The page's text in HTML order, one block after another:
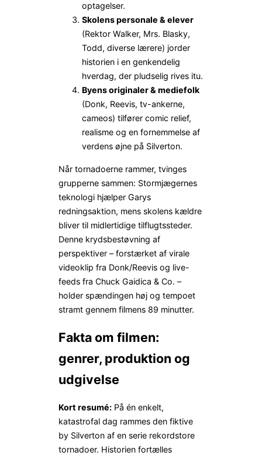
optagelser.
Skolens personale & elever
(Rektor Walker, Mrs. Blasky,
Todd, diverse lærere) jorder
historien i en genkendelig
hverdag, der pludselig rives itu.
Byens originaler & mediefolk
(Donk, Reevis, tv-ankerne,
cameos) tilfører comic relief,
realisme og en fornemmelse af
verdens øjne på Silverton.
Når tornadoerne rammer, tvinges
grupperne sammen: Stormjægernes
teknologi hjælper Garys
redningsaktion, mens skolens kældre
bliver til midlertidige tilflugtssteder.
Denne krydsbestøvning af
perspektiver – forstærket af virale
videoklip fra Donk/Reevis og live-
feeds fra Chuck Gaidica & Co. –
holder spændingen høj og tempoet
stramt gennem filmens 89 minutter.
Fakta om filmen:
genrer, produktion og
udgivelse
Kort resumé: På én enkelt,
katastrofal dag rammes den fiktive
by Silverton af en serie rekordstore
tornadoer. Historien fortælles